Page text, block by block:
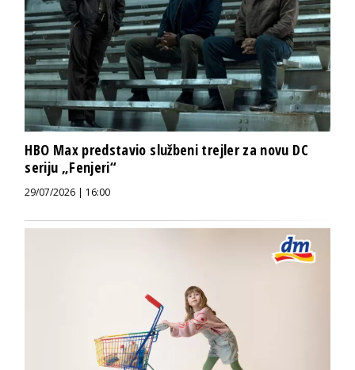
HBO Max predstavio službeni trejler za novu DC
seriju „Fenjeri“
29/07/2026 | 16:00